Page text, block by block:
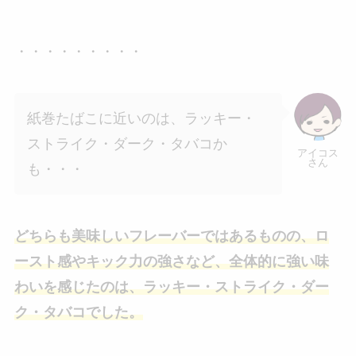
・・・・・・・・・
アイコス
さん
紙巻たばこに近いのは、ラッキー・
ストライク・ダーク・タバコか
も・・・
どちらも美味しいフレーバーではあるものの、ロ
ースト感やキック力の強さなど、全体的に強い味
わいを感じたのは、ラッキー・ストライク・ダー
ク・タバコでした。